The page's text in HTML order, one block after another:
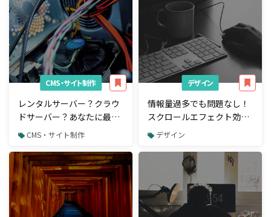
CMS・サイト制作
レンタルサーバー？クラウ
ドサーバー？あなたに最適
なサーバーの形態を見極め
CMS・サイト制作
デザイン
情報量過多でも問題なし！
スクロールエフェクト効果
を上手に活用したサイト13
デザイン